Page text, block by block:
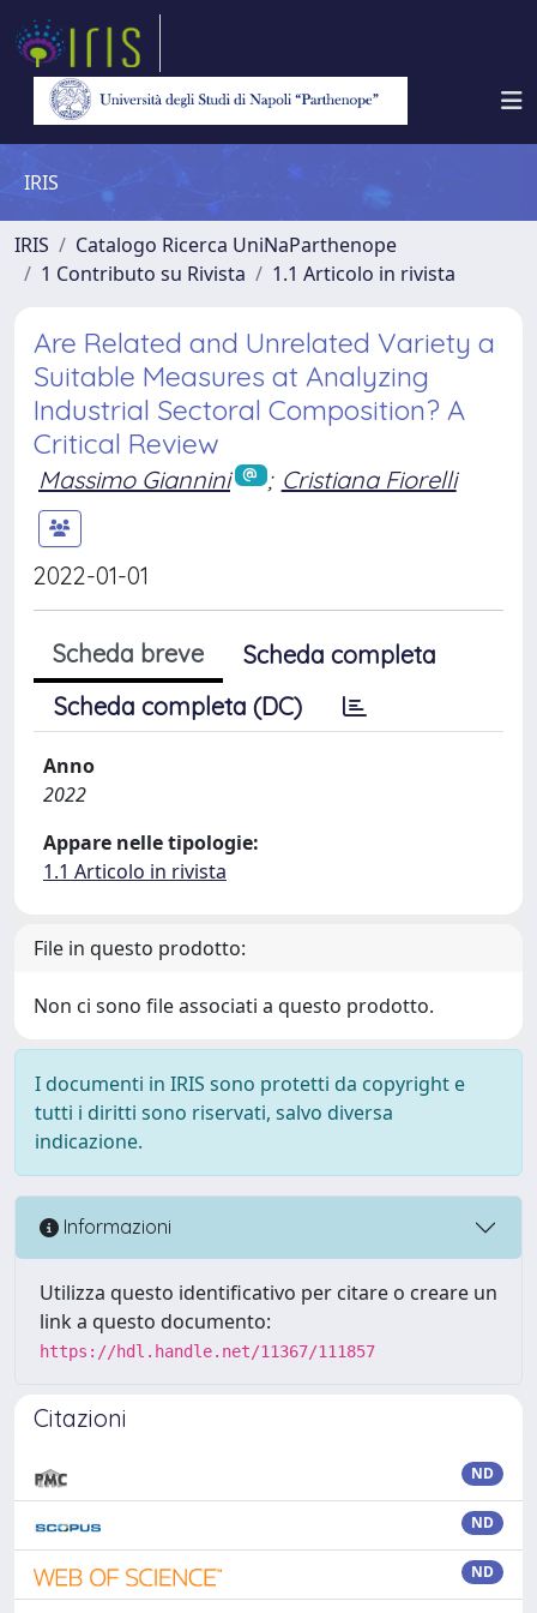
IRIS
IRIS
Catalogo Ricerca UniNaParthenope
1 Contributo su Rivista
1.1 Articolo in rivista
Are Related and Unrelated Variety a
Suitable Measures at Analyzing
Industrial Sectoral Composition? A
Critical Review
Massimo Giannini ; Cristiana Fiorelli
2022-01-01
Scheda breve
Scheda completa
Scheda completa (DC)
Anno
2022
Appare nelle tipologie:
1.1 Articolo in rivista
File in questo prodotto:
Non ci sono file associati a questo prodotto.
I documenti in IRIS sono protetti da copyright e
tutti i diritti sono riservati, salvo diversa
indicazione.
Informazioni
Utilizza questo identificativo per citare o creare un
link a questo documento:
https://hdl.handle.net/11367/111857
Citazioni
ND
ND
ND